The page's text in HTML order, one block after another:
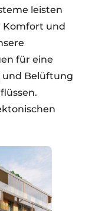
leisten
Komfort und
für eine
und Belüftung